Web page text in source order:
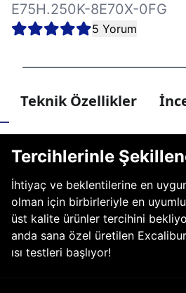
E75H.250K-8E70X-0FG
5 Yorum
Teknik Özellikler
Tercihlerinle
İhtiyaç ve beklentilerine en
olman için birbirleriyle en
üst kalite ürünler tercihini
anda sana özel üretilen
ısı testleri başlıyor!